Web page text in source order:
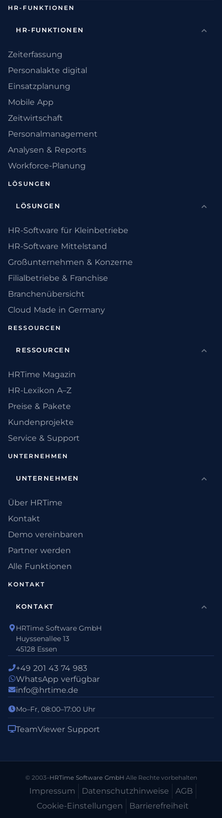
HR-FUNKTIONEN
HR-FUNKTIONEN
Zeiterfassung
Personalakte digital
Einsatzplanung
Mobile App
Zeitwirtschaft
Personalmanagement
Analysen & Reports
Workforce-Planung
LÖSUNGEN
LÖSUNGEN
HR-Software für Kleinbetriebe
HR-Software Mittelstand
Großunternehmen & Konzerne
Filialbetriebe & Franchise
Branchenübersicht
Cloud Made in Germany
RESSOURCEN
RESSOURCEN
HRTime Magazin
HR-Lexikon A–Z
Preise & Pakete
Kundenprojekte
Service & Support
UNTERNEHMEN
UNTERNEHMEN
Über HRTime
Kontakt
Demo vereinbaren
Partner werden
Alle Funktionen
KONTAKT
KONTAKT
HRTime Software GmbH
Huyssenallee 13
45128 Essen
+49 201 43 74 983
WhatsApp verfügbar
info@hrtime.de
Mo–Fr, 08:00–17:00 Uhr
TeamViewer Support
© 2003–HRTime Software GmbH·Alle Rechte vorbehalten
Impressum Datenschutz­hinweise
AGB
Cookie-Einstellungen
Barrierefreiheit